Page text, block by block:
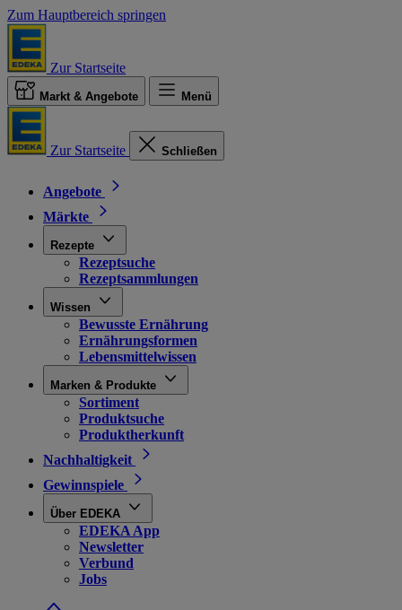
Zum Hauptbereich springen
Zur Startseite
Markt & Angebote Menü
Zur Startseite Schließen
Angebote
Märkte
Rezepte
Rezeptsuche
Rezeptsammlungen
Wissen
Bewusste Ernährung
Ernährungsformen
Lebensmittelwissen
Marken & Produkte
Sortiment
Produktsuche
Produktherkunft
Nachhaltigkeit
Gewinnspiele
Über EDEKA
EDEKA App
Newsletter
Verbund
Jobs